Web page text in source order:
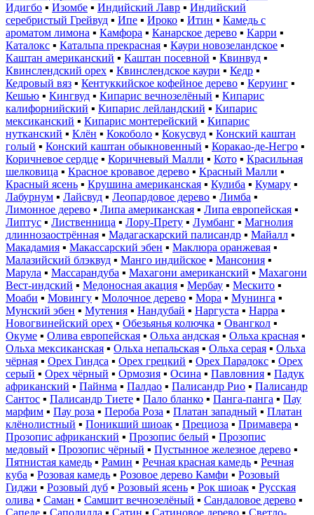
Идигбо ▪ Изомбе ▪ Индийский Лавр ▪ Индийский
серебристый Грейвуд ▪ Ипе ▪ Ироко ▪ Итин ▪ Камедь с
ароматом лимона ▪ Камфора ▪ Канарское дерево ▪ Карри ▪
Каталокс ▪ Катальпа прекрасная ▪ Каури новозеландское ▪
Каштан американский ▪ Каштан посевной ▪ Квинвуд ▪
Квинслендский орех ▪ Квинслендское каури ▪ Кедр ▪
Кедровый вяз ▪ Кентуккийское кофейное дерево ▪ Керуинг ▪
Кешью ▪ Кингвуд ▪ Кипарис вечнозелёный ▪ Кипарис
калифорнийский ▪ Кипарис лейландский ▪ Кипарис
мексиканский ▪ Кипарис монтерейский ▪ Кипарис
нутканский ▪ Клён ▪ Кокоболо ▪ Кокусвуд ▪ Конский каштан
голый ▪ Конский каштан обыкновенный ▪ Коракао-де-Негро ▪
Коричневое сердце ▪ Коричневый Малли ▪ Кото ▪ Красильная
шелковица ▪ Красное кровавое дерево ▪ Красный Малли ▪
Красный ясень ▪ Крушина американская ▪ Кулиба ▪ Кумару ▪
Лабурнум ▪ Лайсвуд ▪ Леопардовое дерево ▪ Лимба ▪
Лимонное дерево ▪ Липа американская ▪ Липа европейская ▪
Липтус ▪ Лиственница ▪ Лору-Прету ▪ Лумбанг ▪ Магнолия
длиннозаострённая ▪ Мадагаскарский палисандр ▪ Майалл ▪
Макадамия ▪ Макассарский эбен ▪ Маклюра оранжевая ▪
Малазийский блэквуд ▪ Манго индийское ▪ Мансония ▪
Марула ▪ Массарандуба ▪ Махагони американский ▪ Махагони
Вест-индский ▪ Медоносная акация ▪ Мербау ▪ Мескито ▪
Моаби ▪ Мовингу ▪ Молочное дерево ▪ Мора ▪ Мунинга ▪
Мунский эбен ▪ Мутения ▪ Нандубай ▪ Наргуста ▪ Нарра ▪
Новогвинейский орех ▪ Обезьянья колючка ▪ Овангкол ▪
Окуме ▪ Олива европейская ▪ Ольха андская ▪ Ольха красная ▪
Ольха мексиканская ▪ Ольха непальская ▪ Ольха серая ▪ Ольха
чёрная ▪ Орех Гиндса ▪ Орех грецкий ▪ Орех Парадокс ▪ Орех
серый ▪ Орех чёрный ▪ Ормозия ▪ Осина ▪ Павловния ▪ Падук
африканский ▪ Пайнма ▪ Палдао ▪ Палисандр Рио ▪ Палисандр
Сантос ▪ Палисандр Тиете ▪ Пало бланко ▪ Панга-панга ▪ Пау
марфим ▪ Пау роза ▪ Пероба Роза ▪ Платан западный ▪ Платан
клёнолистный ▪ Поникший шиоак ▪ Прециоза ▪ Примавера ▪
Прозопис африканский ▪ Прозопис белый ▪ Прозопис
медовый ▪ Прозопис чёрный ▪ Пустынное железное дерево ▪
Пятнистая камедь ▪ Рамин ▪ Речная красная камедь ▪ Речная
куба ▪ Розовая камедь ▪ Розовое дерево Камфи ▪ Розовый
Гиджи ▪ Розовый дуб ▪ Розовый ясень ▪ Рок шиоак ▪ Русская
олива ▪ Саман ▪ Самшит вечнозелёный ▪ Сандаловое дерево ▪
Сапеле ▪ Саподилла ▪ Сатин ▪ Сатиновое дерево ▪ Светло-